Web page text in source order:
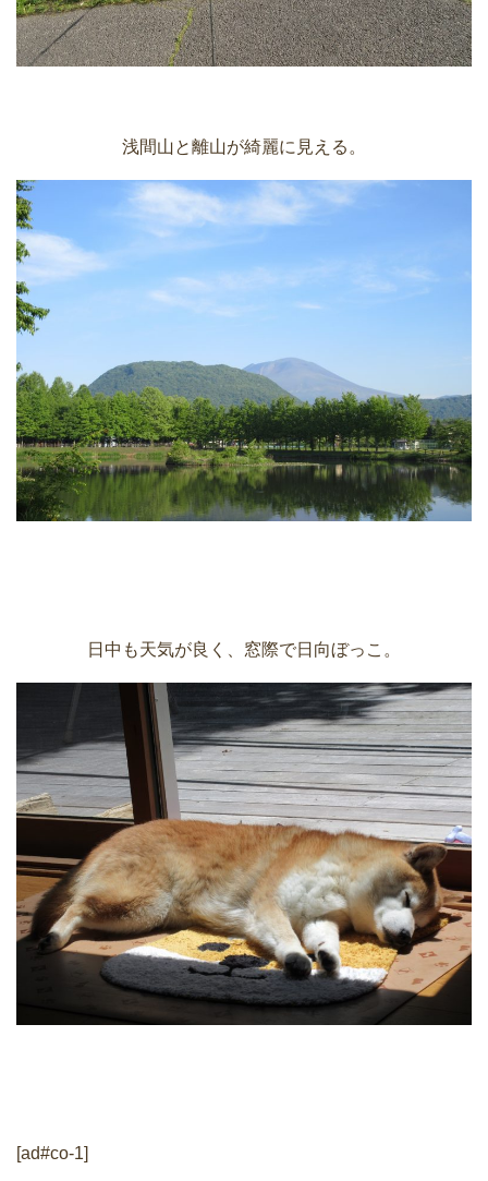
浅間山と離山が綺麗に見える。
日中も天気が良く、窓際で日向ぼっこ。
[ad#co-1]